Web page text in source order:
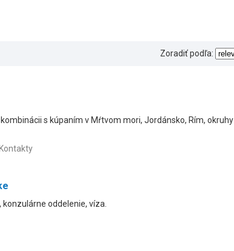
Zoradiť podľa:
s kúpaním v Mŕtvom mori, Jordánsko, Rím, okruhy
Kontakty
oddelenie, víza.